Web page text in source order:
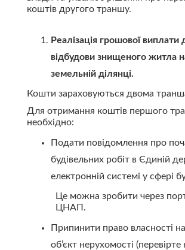
коштів другого траншу.
Реалізація грошової виплати
відбудови знищеного житла
земельній ділянці.
Кошти зараховуються двома
Для отримання коштів першого
необхідно:
Подати повідомлення про
будівельних робіт в Єдиній
електронній системі у сфері
Це можна зробити через
ЦНАП.
Припинити право власності
об’єкт нерухомості (перевірте